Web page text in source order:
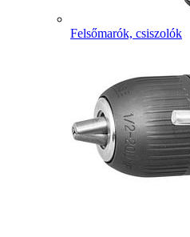
Felsőmarók, csiszolók